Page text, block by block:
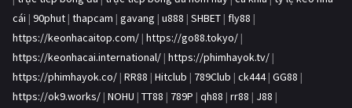
cái | 90phut | thapcam | gavang | u888 | SHBET | fly88 |
https://keonhacaitop.com/ | https://go88.tokyo/ |
https://keonhacai.international/ | https://phimhayok.tv/ |
https://phimhayok.co/ | RR88 | Hitclub | 789Club | ck444| GG88 |
https://ok9.works/ | NOHU | TT88 | 789P | qh88 | rr88 | J88 |